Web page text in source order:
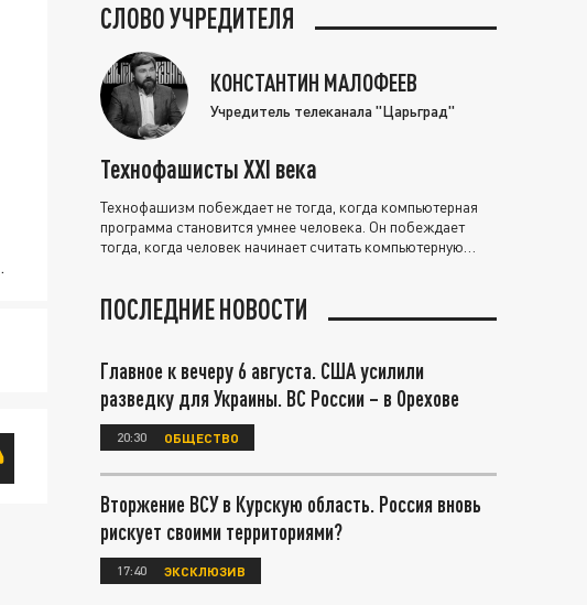
.
СЛОВО УЧРЕДИТЕЛЯ
КОНСТАНТИН МАЛОФЕЕВ
Учредитель телеканала "Царьград"
Технофашисты XXI века
Технофашизм побеждает не тогда, когда компьютерная
программа становится умнее человека. Он побеждает
тогда, когда человек начинает считать компьютерную
ПОСЛЕДНИЕ НОВОСТИ
Главное к вечеру 6 августа. США усилили
разведку для Украины. ВС России – в Орехове
20:30 ОБЩЕСТВО
Вторжение ВСУ в Курскую область. Россия вновь
рискует своими территориями?
17:40 ЭКСКЛЮЗИВ